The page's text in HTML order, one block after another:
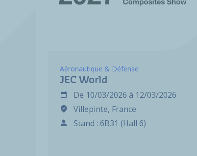
Aéronautique & Défense
JEC World
De 10/03/2026 à 12/03/2026
Villepinte, France
Stand : 6B31 (Hall 6)